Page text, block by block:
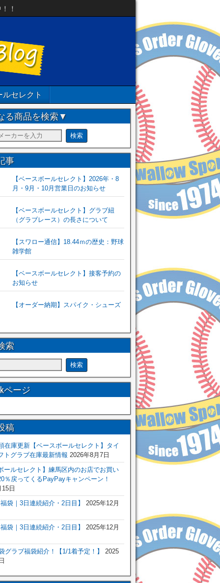
！
セレクト
る商品を検索▼
事
【ベースボールセレクト】2026年・8
月・9月・10月営業日のお知らせ
【ベースボールセレクト】グラブ紐
（グラブレース）の長さについて
【スワロー通信】18.44ｍの歴史：野球
雑学館
【ベースボールセレクト】接客予約の
お知らせ
【オーダー納期】スパイク・シューズ
索
ページ
稿
在庫更新【ベースボールセレクト】タイ
トグラブ在庫最新情報 2026年8月7日
ールセレクト】練馬区内のお店でお買い
％戻ってくるPayPayキャンペーン！
日
袋｜3日連続紹介・2日目】
2025年12月
袋｜3日連続紹介・2日目】 2025年12月
グラブ福袋紹介！【1/1着予定！】
2025